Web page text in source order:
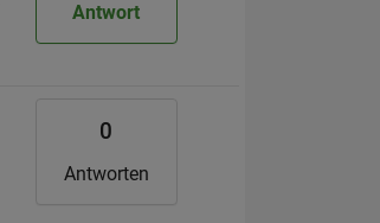
Antwort
0
Antworten